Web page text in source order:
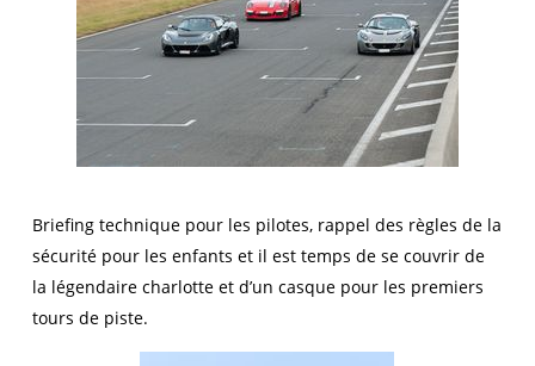
Briefing technique pour les pilotes, rappel des règles de la
sécurité pour les enfants et il est temps de se couvrir de
la légendaire charlotte et d’un casque pour les premiers
tours de piste.